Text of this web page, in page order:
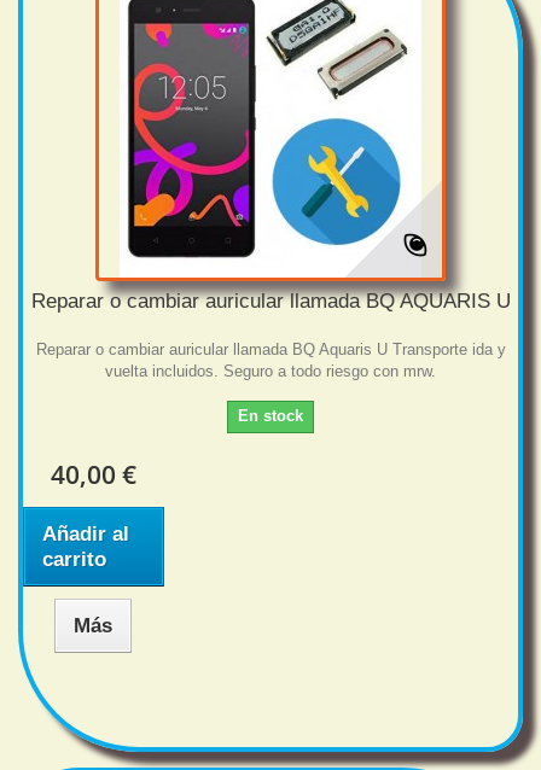
Reparar o cambiar auricular llamada BQ AQUARIS U
Reparar o cambiar auricular llamada BQ Aquaris U Transporte ida y
vuelta incluidos. Seguro a todo riesgo con mrw.
En stock
40,00 €
Añadir al
carrito
Más